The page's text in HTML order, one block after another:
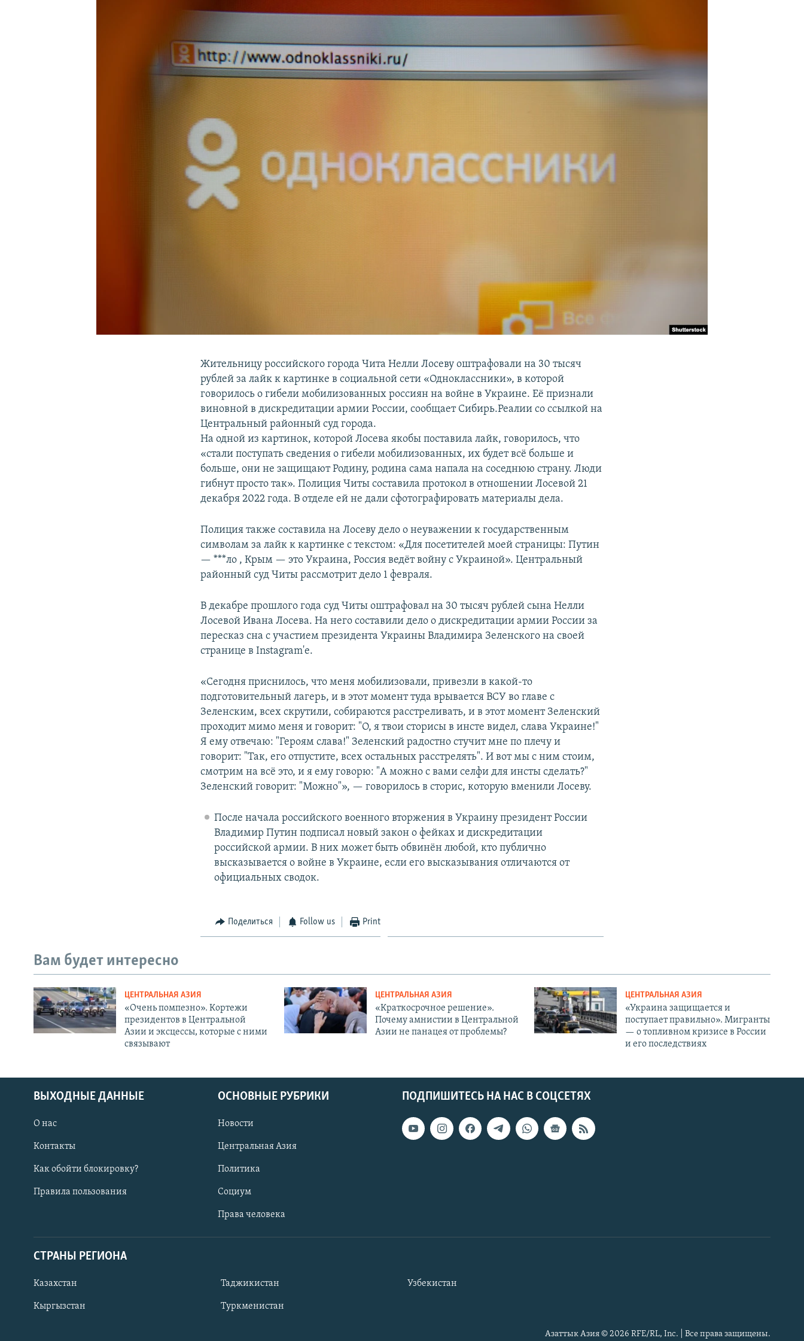
Жительницу российского города Чита Нелли Лосеву оштрафовали на 30 тысяч
рублей за лайк к картинке в социальной сети «Одноклассники», в которой
говорилось о гибели мобилизованных россиян на войне в Украине. Её признали
виновной в дискредитации армии России, сообщает Сибирь.Реалии со ссылкой на
Центральный районный суд города.
На одной из картинок, которой Лосева якобы поставила лайк, говорилось, что
«стали поступать сведения о гибели мобилизованных, их будет всё больше и
больше, они не защищают Родину, родина сама напала на соседнюю страну. Люди
гибнут просто так». Полиция Читы составила протокол в отношении Лосевой 21
декабря 2022 года. В отделе ей не дали сфотографировать материалы дела.
Полиция также составила на Лосеву дело о неуважении к государственным
символам за лайк к картинке с текстом: «Для посетителей моей страницы: Путин
— ***ло , Крым — это Украина, Россия ведёт войну с Украиной». Центральный
районный суд Читы рассмотрит дело 1 февраля.
В декабре прошлого года суд Читы оштрафовал на 30 тысяч рублей сына Нелли
Лосевой Ивана Лосева. На него составили дело о дискредитации армии России за
пересказ сна с участием президента Украины Владимира Зеленского на своей
странице в Instagram'e.
«Сегодня приснилось, что меня мобилизовали, привезли в какой-то
подготовительный лагерь, и в этот момент туда врывается ВСУ во главе с
Зеленским, всех скрутили, собираются расстреливать, и в этот момент Зеленский
проходит мимо меня и говорит: "О, я твои сторисы в инсте видел, слава Украине!"
Я ему отвечаю: "Героям слава!" Зеленский радостно стучит мне по плечу и
говорит: "Так, его отпустите, всех остальных расстрелять". И вот мы с ним стоим,
смотрим на всё это, и я ему говорю: "А можно с вами селфи для инсты сделать?"
Зеленский говорит: "Можно"», — говорилось в сторис, которую вменили Лосеву.
После начала российского военного вторжения в Украину президент России
Владимир Путин подписал новый закон о фейках и дискредитации
российской армии. В них может быть обвинён любой, кто публично
высказывается о войне в Украине, если его высказывания отличаются от
официальных сводок.
Поделиться Follow us Print
Вам будет интересно
ЦЕНТРАЛЬНАЯ АЗИЯ
«Очень помпезно». Кортежи
президентов в Центральной
Азии и эксцессы, которые с ними
связывают
ЦЕНТРАЛЬНАЯ АЗИЯ
«Краткосрочное решение».
Почему амнистии в Центральной
Азии не панацея от проблемы?
ЦЕНТРАЛЬНАЯ АЗИЯ
«Украина защищается и
поступает правильно». Мигранты
— о топливном кризисе в России
и его последствиях
ПОДПИШИТЕСЬ НА НАС В СОЦСЕТЯХ
ВЫХОДНЫЕ ДАННЫЕ
О нас
Контакты
Как обойти блокировку?
Правила пользования
ОСНОВНЫЕ РУБРИКИ
Новости
Центральная Азия
Политика
Социум
Права человека
СТРАНЫ РЕГИОНА
Казахстан
Кыргызстан
Таджикистан
Туркменистан
Узбекистан
Азаттык Азия © 2026 RFE/RL, Inc. | Все права защищены.